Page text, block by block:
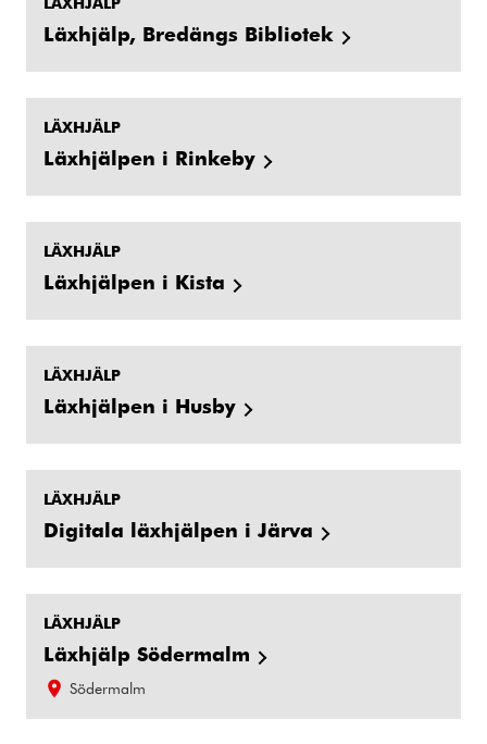
Läxhjälp, Bredängs Bibliotek
LÄXHJÄLP
Läxhjälpen i Rinkeby
LÄXHJÄLP
Läxhjälpen i Kista
LÄXHJÄLP
Läxhjälpen i Husby
LÄXHJÄLP
Digitala läxhjälpen i Järva
LÄXHJÄLP
Läxhjälp Södermalm
Södermalm